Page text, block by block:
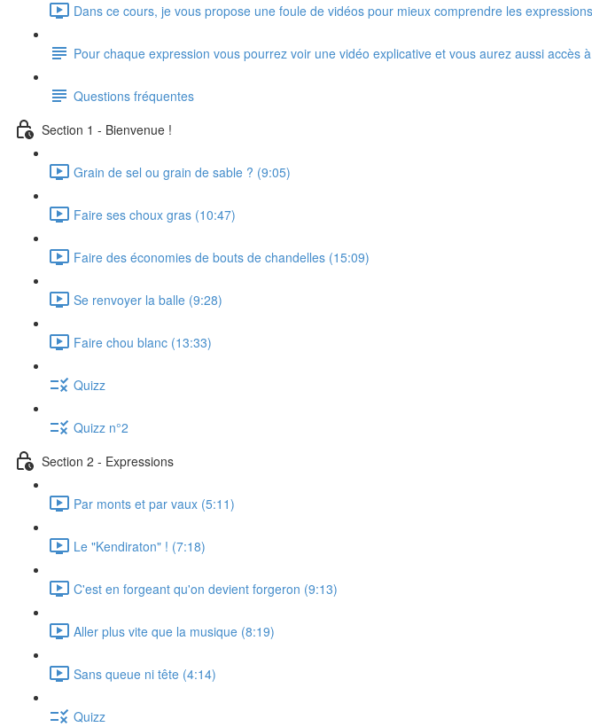
Dans ce cours, je vous propose une foule de vidéos pour mieux comprendre les
Pour chaque expression vous pourrez voir une vidéo explicative et vous aurez aussi
Questions fréquentes
Section 1 - Bienvenue !
Grain de sel ou grain de sable ? (9:05)
Faire ses choux gras (10:47)
Faire des économies de bouts de chandelles (15:09)
Se renvoyer la balle (9:28)
Faire chou blanc (13:33)
Quizz
Quizz n°2
Section 2 - Expressions
Par monts et par vaux (5:11)
Le "Kendiraton" ! (7:18)
C'est en forgeant qu'on devient forgeron (9:13)
Aller plus vite que la musique (8:19)
Sans queue ni tête (4:14)
Quizz